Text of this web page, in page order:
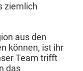
ziemlich
aus den
können, ist ihr
Team trifft
das